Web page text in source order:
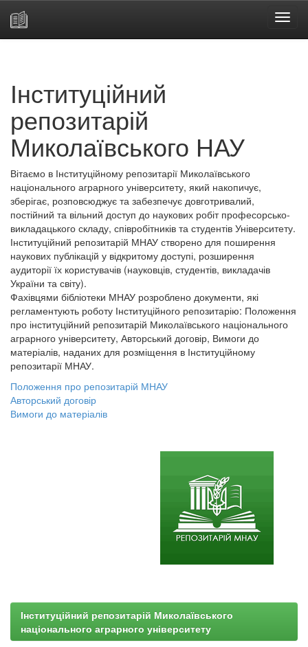
Інституційний
репозитарій
Миколаївського НАУ
Вітаємо в Інституційному репозитарії Миколаївського
національного аграрного університету, який накопичує,
зберігає, розповсюджує та забезпечує довготривалий,
постійний та вільний доступ до наукових робіт професорсько-
викладацького складу, співробітників та студентів Університету.
Інституційний репозитарій МНАУ створено для поширення
наукових публікацій у відкритому доступі, розширення
аудиторії їх користувачів (науковців, студентів, викладачів
України та світу).
Фахівцями бібліотеки МНАУ розроблено документи, які
регламентують роботу Інституційного репозитарію: Положення
про інституційний репозитарій Миколаївського національного
аграрного університету, Авторський договір, Вимоги до
матеріалів, наданих для розміщення в Інституційному
репозитарії МНАУ.
Положення про репозитарій МНАУ
Авторський договір
Вимоги до матеріалів
Інституційний репозитарій Миколаївського
національного аграрного університету